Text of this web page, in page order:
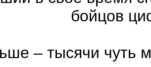
бойцов
– тысячи чуть